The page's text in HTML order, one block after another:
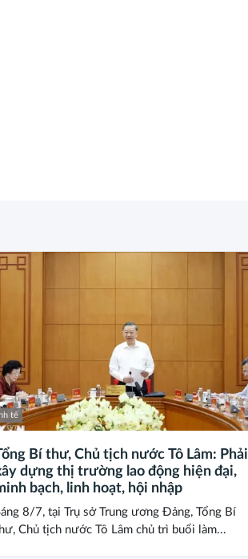
tế
Bí thư, Chủ tịch nước Tô Lâm: Phải
dựng thị trường lao động hiện đại,
bạch, linh hoạt, hội nhập
8/7, tại Trụ sở Trung ương Đảng, Tổng Bí
Chủ tịch nước Tô Lâm chủ trì buổi làm...